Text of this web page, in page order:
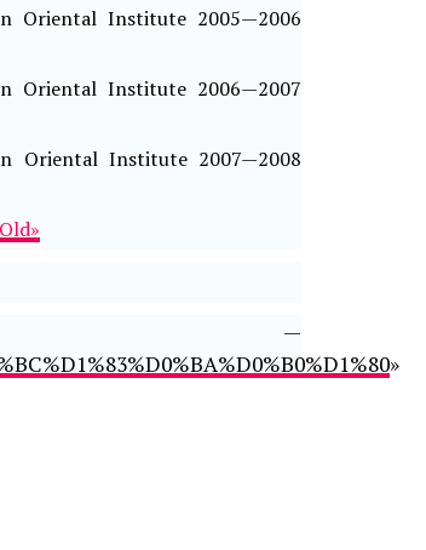
Oriental Institute 2005—2006
Oriental Institute 2006—2007
Oriental Institute 2007—2008
—
»